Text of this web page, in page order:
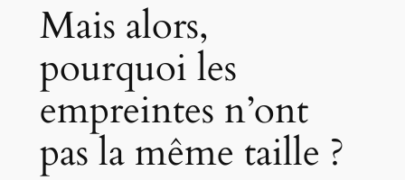
Mais alors,
pourquoi les
empreintes n’ont
pas la même taille ?